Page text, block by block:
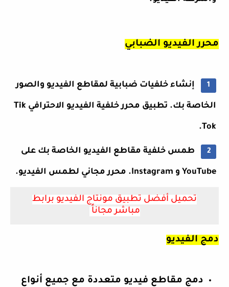
محرر الفيديو الضبابي
إنشاء خلفيات ضبابية لمقاطع الفيديو والصور
الخاصة بك. تطبيق محرر خلفية الفيديو الاحترافي Tik
Tok.
طمس خلفية مقاطع الفيديو الخاصة بك على
YouTube و Instagram. محرر مجاني لطمس الفيديو.
تحميل أفضل تطبيق مونتاج الفيديو برابط
مباشر مجاناً
دمج الفيديو
دمج مقاطع فيديو متعددة مع جميع أنواع